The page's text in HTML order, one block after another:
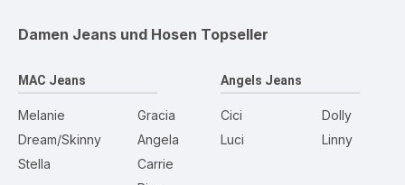
Damen Jeans und Hosen Topseller
MAC Jeans
Melanie
Dream/Skinny
Stella
Gracia
Angela
Carrie
Angels Jeans
Cici
Luci
Dolly
Linny